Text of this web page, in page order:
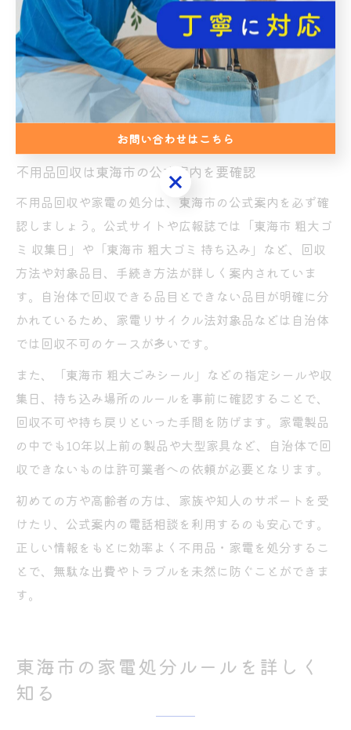
例えば、「最初は安かったが後から追加料金を請求され
た」といったトラブルを防ぐためにも、複数業者の見積
もりを比較し、相場感をつかむことが大切です。相見積
もりは、安心して不用品回収を依頼するための基本的な
ステップといえるでしょう。
不用品回収は東海市の公式案内を要確認
不用品回収や家電の処分は、東海市の公式案内を必ず確
認しましょう。公式サイトや広報誌では「東海市 粗大ゴ
ミ 収集日」や「東海市 粗大ゴミ 持ち込み」など、回収
方法や対象品目、手続き方法が詳しく案内されていま
す。自治体で回収できる品目とできない品目が明確に分
かれているため、家電リサイクル法対象品などは自治体
では回収不可のケースが多いです。
また、「東海市 粗大ごみシール」などの指定シールや収
集日、持ち込み場所のルールを事前に確認することで、
回収不可や持ち戻りといった手間を防げます。家電製品
の中でも10年以上前の製品や大型家具など、自治体で回
収できないものは許可業者への依頼が必要となります。
初めての方や高齢者の方は、家族や知人のサポートを受
けたり、公式案内の電話相談を利用するのも安心です。
正しい情報をもとに効率よく不用品・家電を処分するこ
とで、無駄な出費やトラブルを未然に防ぐことができま
す。
東海市の家電処分ルールを詳しく
知る
お問い合わせはこちら
お問い合わせはこちら